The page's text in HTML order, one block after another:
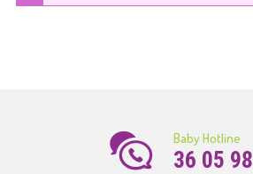
Baby Hotline
36 05 98